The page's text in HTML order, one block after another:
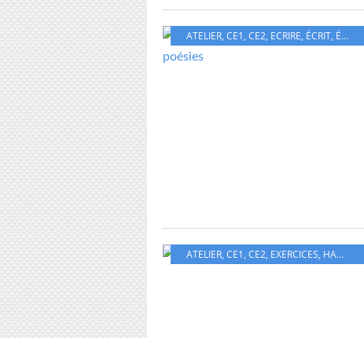
ATELIER, CE1, CE2, ECRIRE, ÉCRIT, ÉCRITURE
ATELIER, CE1, CE2, EXERCICES, HAUTE